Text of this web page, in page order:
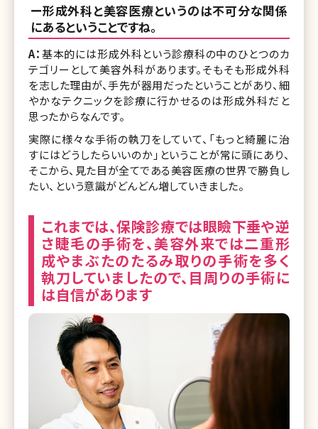
ー形成外科と美容医療というのは不可分な関係
にあるということですね。
A：基本的には形成外科という診療科の中のひとつのカ
テゴリーとして美容外科があります。そもそも形成外科
を志した理由が、手先が器用だったということがあり、細
やかなテクニックを診療に行かせるのは形成外科だと
思ったからなんです。
実際に様々な手術の執刀をしていて、「もっと綺麗に治
すにはどうしたらいいのか」ということが常に頭にあり、
そこから、見た目が全てである美容医療の世界で勝負し
たい、という意識がどんどん増していきました。
これまでは、保険診療では眼瞼下垂や逆
さ睫毛の手術を、美容外来では二重形
成やまぶたのたるみ取りの手術を多く
執刀していましたので、目周りの手術に
は自信があります